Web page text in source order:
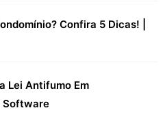
Confira 5 Dicas! |
Lei Antifumo Em
Software